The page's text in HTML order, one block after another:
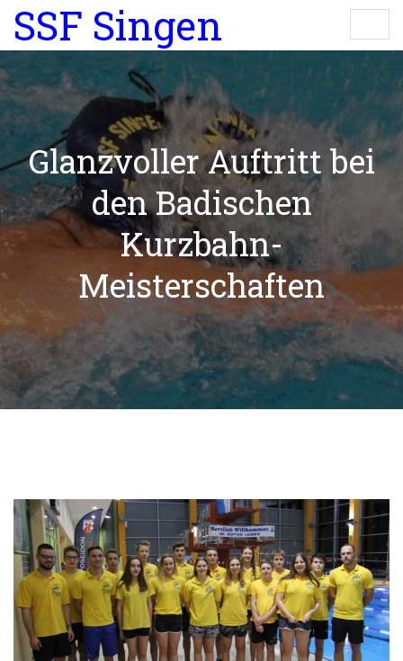
SSF Singen
Glanzvoller Auftritt bei
den Badischen
Kurzbahn-
Meisterschaften